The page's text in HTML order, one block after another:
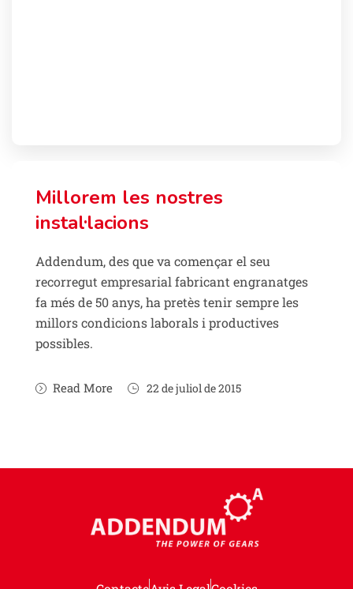
Millorem les nostres
instal·lacions
Addendum, des que va començar el seu
recorregut empresarial fabricant engranatges
fa més de 50 anys, ha pretès tenir sempre les
millors condicions laborals i productives
possibles.
Read More 22 de juliol de 2015